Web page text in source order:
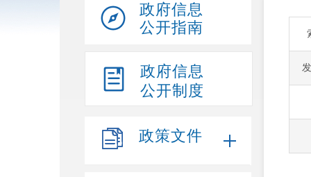
政府信息
公开指南
政府信息
公开制度
政策文件